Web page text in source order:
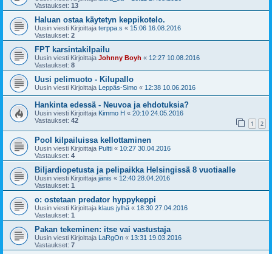
Vastaukset: 13
Haluan ostaa käytetyn keppikotelo.
Uusin viesti Kirjoittaja terppa.s « 15:06 16.08.2016
Vastaukset: 2
FPT karsintakilpailu
Uusin viesti Kirjoittaja Johnny Boyh « 12:27 10.08.2016
Vastaukset: 8
Uusi pelimuoto - Kilupallo
Uusin viesti Kirjoittaja Leppäs-Simo « 12:38 10.06.2016
Hankinta edessä - Neuvoa ja ehdotuksia?
Uusin viesti Kirjoittaja Kimmo H « 20:10 24.05.2016
Vastaukset: 42 1 2
Pool kilpailuissa kellottaminen
Uusin viesti Kirjoittaja Pultti « 10:27 30.04.2016
Vastaukset: 4
Biljardiopetusta ja pelipaikka Helsingissä 8 vuotiaalle
Uusin viesti Kirjoittaja jänis « 12:40 28.04.2016
Vastaukset: 1
o: ostetaan predator hyppykeppi
Uusin viesti Kirjoittaja klaus jylhä « 18:30 27.04.2016
Vastaukset: 1
Pakan tekeminen: itse vai vastustaja
Uusin viesti Kirjoittaja LaRgOn « 13:31 19.03.2016
Vastaukset: 7